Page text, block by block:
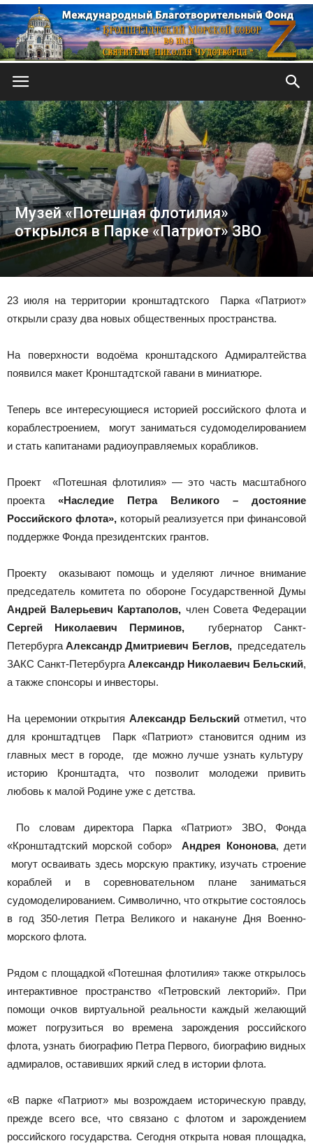
Морской
собор
Музей «Потешная флотилия»
открылся в Парке «Патриот» ЗВО
23 июля на территории кронштадтского Парка «Патриот»
открыли сразу два новых общественных пространства.
На поверхности водоёма кронштадского Адмиралтейства
появился макет Кронштадтской гавани в миниатюре.
Теперь все интересующиеся историей российского флота и
кораблестроением, могут заниматься судомоделированием
и стать капитанами радиоуправляемых корабликов.
Проект «Потешная флотилия» — это часть масштабного
проекта «Наследие Петра Великого – достояние
Российского флота»,который реализуется при финансовой
поддержке Фонда президентских грантов.
Проекту оказывают помощь и уделяют личное внимание
председатель комитета по обороне Государственной Думы
Андрей Валерьевич Картаполов, член Совета Федерации
Сергей Николаевич Перминов, губернатор Санкт-
ПетербургаАлександр Дмитриевич Беглов,председатель
ЗАКС Санкт-Петербурга Александр Николаевич Бельский,
а также спонсоры и инвесторы.
На церемонии открытия Александр Бельский отметил, что
для кронштадтцев Парк «Патриот» становится одним из
главных мест в городе, где можно лучше узнать культуру
историю Кронштадта, что позволит молодежи привить
любовь к малой Родине уже с детства.
По словам директора Парка «Патриот» ЗВО, Фонда
«Кронштадтский морской собор»Андрея Кононова, дети
могут осваивать здесь морскую практику, изучать строение
кораблей и в соревновательном плане заниматься
судомоделированием. Символично, что открытие состоялось
в год 350-летия Петра Великого и накануне Дня Военно-
морского флота.
Рядом с площадкой «Потешная флотилия» также открылось
интерактивное пространство «Петровский лекторий». При
помощи очков виртуальной реальности каждый желающий
может погрузиться во времена зарождения российского
флота, узнать биографию Петра Первого, биографию видных
адмиралов, оставивших яркий след в истории флота.
«В парке «Патриот» мы возрождаем историческую правду,
прежде всего все, что связано с флотом и зарождением
российского государства. Сегодня открыта новая площадка,